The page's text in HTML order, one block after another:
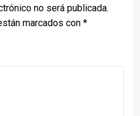
no será publicada.
marcados con *